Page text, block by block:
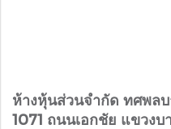
ห้างหุ้นส่วนจำกัด ทศพล
1071 ถนนเอกชัย แขวงบ